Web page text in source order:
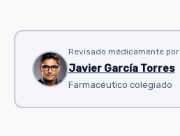
Revisado médicamente por
Javier García Torres
Farmacéutico colegiado